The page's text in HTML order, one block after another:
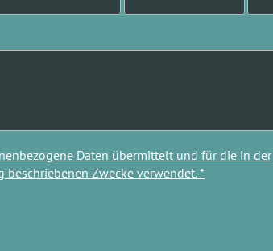
Daten übermittelt und für die in der
beschriebenen Zwecke verwendet. *